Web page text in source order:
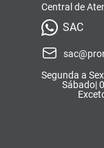
Central de
SAC
Segunda a
Sábado|